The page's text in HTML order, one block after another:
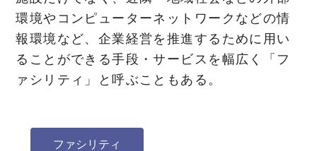
環境やコンピューターネットワークなどの情
報環境など、企業経営を推進するために用い
ることができる手段・サービスを幅広く「フ
ァシリティ」と呼ぶこともある。
ファシリティ